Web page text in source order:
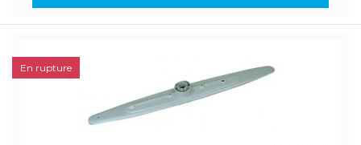
En rupture